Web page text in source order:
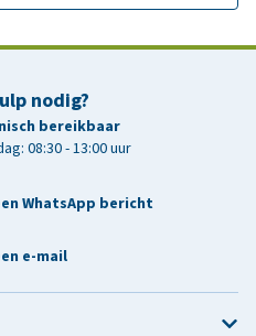
nodig?
bereikbaar
08:30 - 13:00 uur
WhatsApp bericht
e-mail